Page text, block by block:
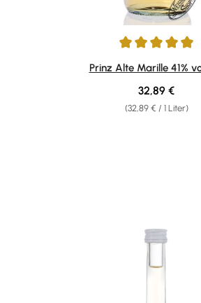
Durchschnittliche Bewertung von 4.96
Prinz Alte Marille 41%
(32,89 € / 1 Liter)
Regulärer
32,89 €